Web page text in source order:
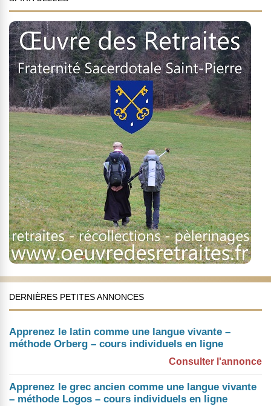
DERNIÈRES PETITES ANNONCES
Apprenez le latin comme une langue vivante –
méthode Orberg – cours individuels en ligne
Consulter l'annonce
Apprenez le grec ancien comme une langue vivante
– méthode Logos – cours individuels en ligne